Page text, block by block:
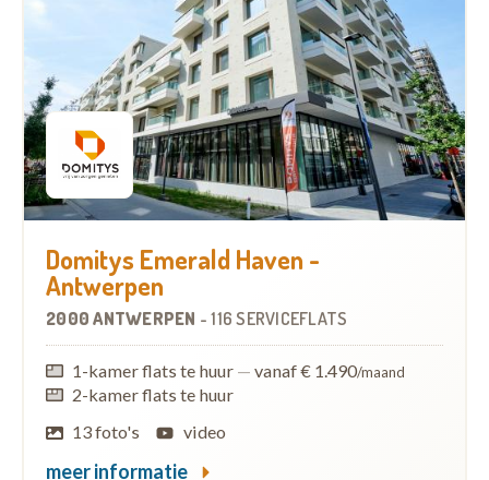
Domitys Emerald Haven -
Antwerpen
2000 ANTWERPEN -116 SERVICEFLATS
1-kamer flats te huur — vanaf € 1.490/maand
2-kamer flats te huur
13 foto's
video
meer informatie